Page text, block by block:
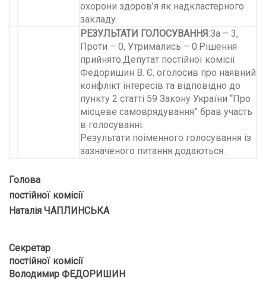
охорони здоров’я як надкластерного
закладу.
РЕЗУЛЬТАТИ ГОЛОСУВАННЯ:За – 3,
Проти – 0, Утримались – 0.Рішення
прийнято.Депутат постійної комісії
Федоришин В. Є. оголосив про наявний
конфлікт інтересів та відповідно до
пункту 2 статті 59 Закону України “Про
місцеве самоврядування” брав участь
в голосуванні.
Результати поіменного голосування із
зазначеного питання додаються.
Голова
постійної комісії
Наталія ЧАПЛИНСЬКА
Секретар
постійної комісії
Володимир ФЕДОРИШИН